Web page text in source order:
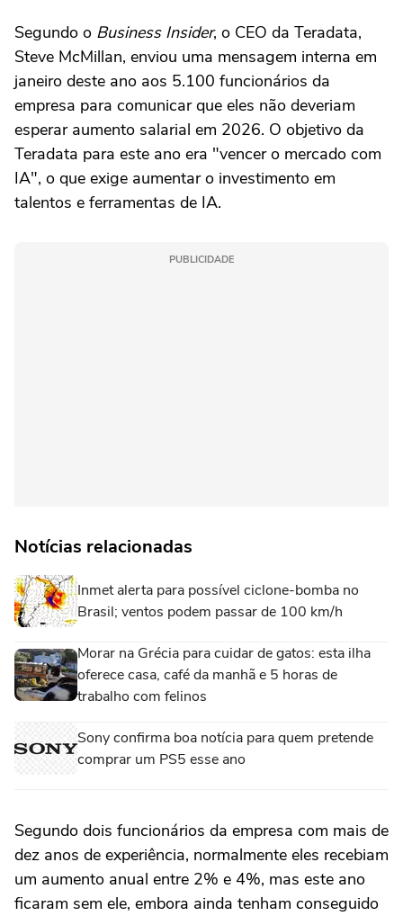
Segundo o Business Insider, o CEO da Teradata,
Steve McMillan, enviou uma mensagem interna em
janeiro deste ano aos 5.100 funcionários da
empresa para comunicar que eles não deveriam
esperar aumento salarial em 2026. O objetivo da
Teradata para este ano era "vencer o mercado com
IA", o que exige aumentar o investimento em
talentos e ferramentas de IA.
PUBLICIDADE
Notícias relacionadas
Inmet alerta para possível ciclone-bomba no
Brasil; ventos podem passar de 100 km/h
Morar na Grécia para cuidar de gatos: esta ilha
oferece casa, café da manhã e 5 horas de
trabalho com felinos
Sony confirma boa notícia para quem pretende
comprar um PS5 esse ano
Segundo dois funcionários da empresa com mais de
dez anos de experiência, normalmente eles recebiam
um aumento anual entre 2% e 4%, mas este ano
ficaram sem ele, embora ainda tenham conseguido